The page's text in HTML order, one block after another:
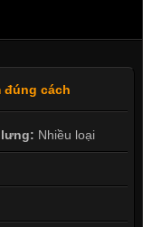
đúng cách
Nhiều loại